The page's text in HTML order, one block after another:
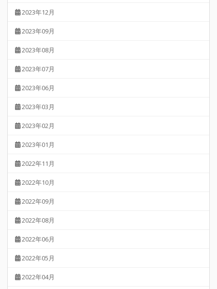
2023年12月
2023年09月
2023年08月
2023年07月
2023年06月
2023年03月
2023年02月
2023年01月
2022年11月
2022年10月
2022年09月
2022年08月
2022年06月
2022年05月
2022年04月